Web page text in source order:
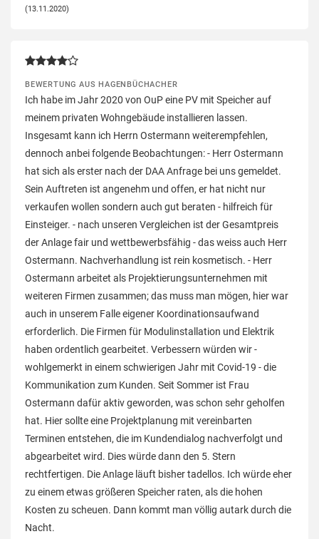
(13.11.2020)
BEWERTUNG AUS HAGENBÜCHACHER
Ich habe im Jahr 2020 von OuP eine PV mit Speicher auf
meinem privaten Wohngebäude installieren lassen.
Insgesamt kann ich Herrn Ostermann weiterempfehlen,
dennoch anbei folgende Beobachtungen: - Herr Ostermann
hat sich als erster nach der DAA Anfrage bei uns gemeldet.
Sein Auftreten ist angenehm und offen, er hat nicht nur
verkaufen wollen sondern auch gut beraten - hilfreich für
Einsteiger. - nach unseren Vergleichen ist der Gesamtpreis
der Anlage fair und wettbewerbsfähig - das weiss auch Herr
Ostermann. Nachverhandlung ist rein kosmetisch. - Herr
Ostermann arbeitet als Projektierungsunternehmen mit
weiteren Firmen zusammen; das muss man mögen, hier war
auch in unserem Falle eigener Koordinationsaufwand
erforderlich. Die Firmen für Modulinstallation und Elektrik
haben ordentlich gearbeitet. Verbessern würden wir -
wohlgemerkt in einem schwierigen Jahr mit Covid-19 - die
Kommunikation zum Kunden. Seit Sommer ist Frau
Ostermann dafür aktiv geworden, was schon sehr geholfen
hat. Hier sollte eine Projektplanung mit vereinbarten
Terminen entstehen, die im Kundendialog nachverfolgt und
abgearbeitet wird. Dies würde dann den 5. Stern
rechtfertigen. Die Anlage läuft bisher tadellos. Ich würde eher
zu einem etwas größeren Speicher raten, als die hohen
Kosten zu scheuen. Dann kommt man völlig autark durch die
Nacht.